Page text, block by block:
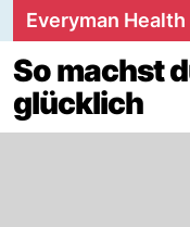
Everyman Health
So machst
glücklich